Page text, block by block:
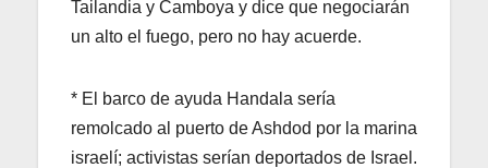
Tailandia y Camboya y dice que negociarán
un alto el fuego, pero no hay acuerde.
* El barco de ayuda Handala sería
remolcado al puerto de Ashdod por la marina
israelí; activistas serían deportados de Israel.